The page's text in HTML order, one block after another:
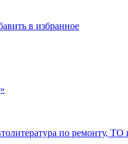
в избранное
по ремонту, ТО и